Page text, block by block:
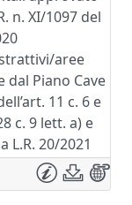
n. XI/1097 del
aree
dal Piano Cave
11 c. 6 e
c. 9 lett. a) e
L.R. 20/2021